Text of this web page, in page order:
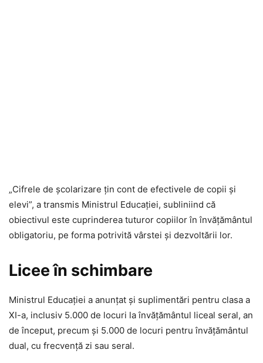
„Cifrele de școlarizare țin cont de efectivele de copii și
elevi”, a transmis Ministrul Educației, subliniind că
obiectivul este cuprinderea tuturor copiilor în învățământul
obligatoriu, pe forma potrivită vârstei și dezvoltării lor.
Licee în schimbare
Ministrul Educației a anunțat și suplimentări pentru clasa a
XI-a, inclusiv 5.000 de locuri la învățământul liceal seral, an
de început, precum și 5.000 de locuri pentru învățământul
dual, cu frecvență zi sau seral.